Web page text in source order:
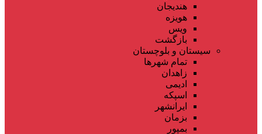
هندیجان
هویزه
ویس
بازگشت
سیستان و بلوچستان
تمام شهر‌ها
زاهدان
ادیمی
اسپکه
ایرانشهر
بزمان
بمپور